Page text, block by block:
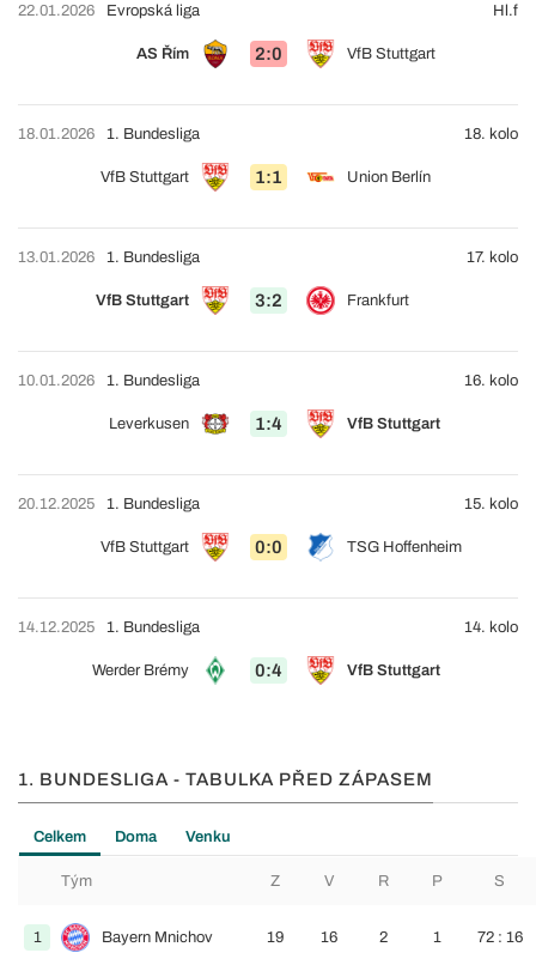
22.01.2026
AS Řím 2:0 VfB Stuttgart
Evropská liga Hl.f
18.01.2026
VfB Stuttgart 1:1 Union Berlín
1. Bundesliga 18. kolo
13.01.2026
VfB Stuttgart 3:2 Frankfurt
1. Bundesliga 17. kolo
10.01.2026
Leverkusen 1:4 VfB Stuttgart
1. Bundesliga 16. kolo
20.12.2025
VfB Stuttgart 0:0 TSG Hoffenheim
1. Bundesliga 15. kolo
14.12.2025
Werder Brémy 0:4 VfB Stuttgart
1. Bundesliga 14. kolo
1. BUNDESLIGA - TABULKA PŘED ZÁPASEM
Celkem Doma Venku
Tým Z V R P S
1 Bayern Mnichov 19 16 2 1 72 : 16